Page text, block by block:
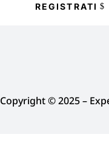
REGISTRATI
Copyright © 2025 –